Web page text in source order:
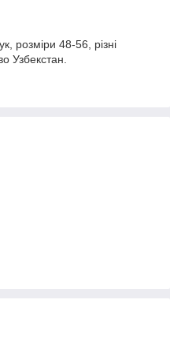
розміри 48-56, різні
Узбекстан.